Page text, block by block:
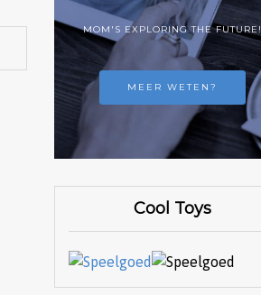
MOM'S EXPLORING THE FUTURE!
MEER WETEN?
Cool Toys